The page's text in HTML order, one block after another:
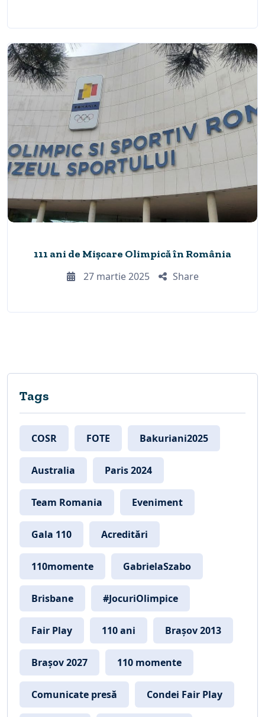
111 ani de Mișcare Olimpică în România
27 martie 2025
Share
Tags
COSR FOTE Bakuriani2025
Australia Paris 2024
Team Romania Eveniment
Gala 110 Acreditări
110momente GabrielaSzabo
Brisbane #JocuriOlimpice
Fair Play 110 ani Brașov 2013
Brașov 2027 110 momente
Comunicate presă Condei Fair Play